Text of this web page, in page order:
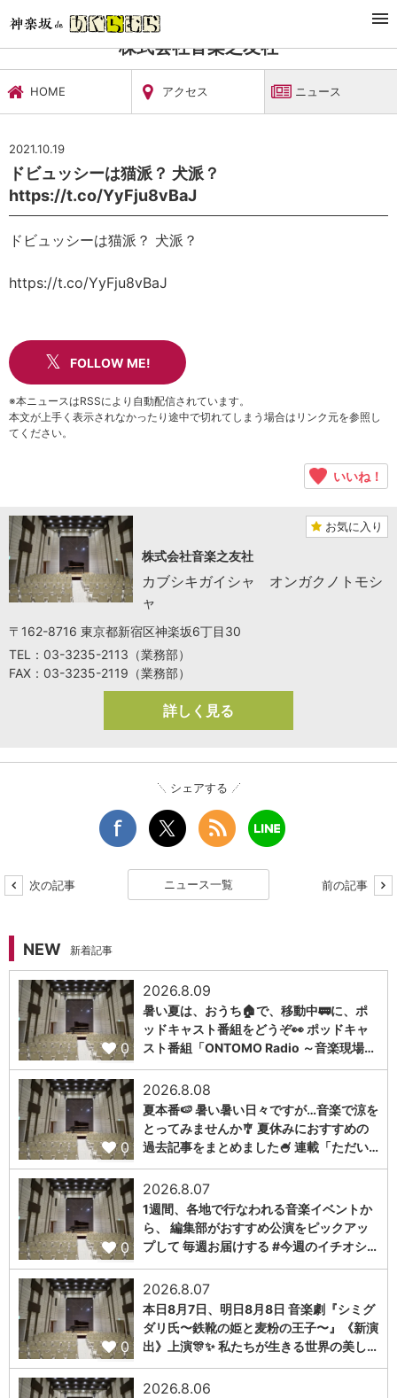
文化施設・ギャラリー
株式会社音楽之友社
HOME アクセス ニュース
2021.10.19
ドビュッシーは猫派？ 犬派？
https://t.co/YyFju8vBaJ
ドビュッシーは猫派？ 犬派？
https://t.co/YyFju8vBaJ
FOLLOW ME!
※本ニュースはRSSにより自動配信されています。
本文が上手く表示されなかったり途中で切れてしまう場合はリンク元を参照し
てください。
いいね！
お気に入り
株式会社音楽之友社
カブシキガイシャ オンガクノトモシ
ャ
〒162-8716 東京都新宿区神楽坂6丁目30
TEL：03-3235-2113（業務部）
FAX：03-3235-2119（業務部）
詳しく見る
シェアする
次の記事 ニュース一覧 前の記事
NEW 新着記事
0
2026.8.09
暑い夏は、おうち🏠で、移動中🚃に、ポ
ッドキャスト番組をどうぞ👀 ポッドキャ
スト番組「ONTOMO Radio ～音楽現場…
0
2026.8.08
夏本番🍉 暑い暑い日々ですが…音楽で涼を
とってみませんか🎐 夏休みにおすすめの
過去記事をまとめました🍧 連載「ただい…
0
2026.8.07
1週間、各地で行なわれる音楽イベントか
ら、 編集部がおすすめ公演をピックアッ
プして 毎週お届けする #今週のイチオシ…
0
2026.8.07
本日8月7日、明日8月8日 音楽劇『シミグ
ダリ氏〜鉄靴の姫と麦粉の王子〜』《新演
出》上演🎊✨ 私たちが生きる世界の美し…
2026.8.06